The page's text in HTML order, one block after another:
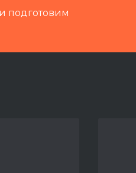
подготовим